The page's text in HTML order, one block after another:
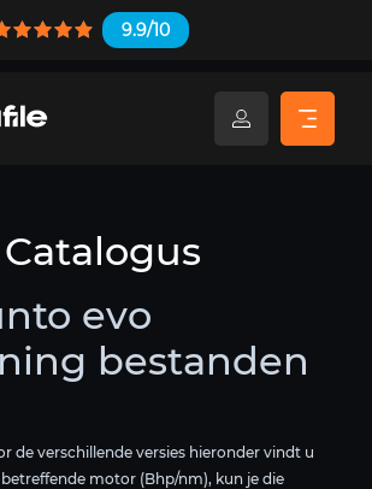
9.9/10
Catalogus
evo
bestanden
de verschillende versies hieronder vindt u
motor (Bhp/nm), kun je die